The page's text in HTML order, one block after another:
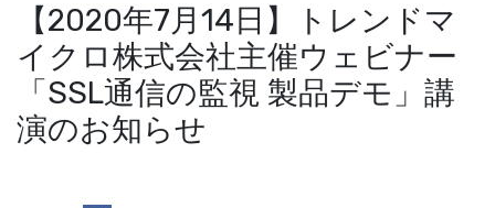
【2020年7月14日】トレンドマ
イクロ株式会社主催ウェビナー
「SSL通信の監視 製品デモ」講
演のお知らせ